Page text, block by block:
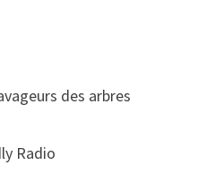
des arbres
Radio